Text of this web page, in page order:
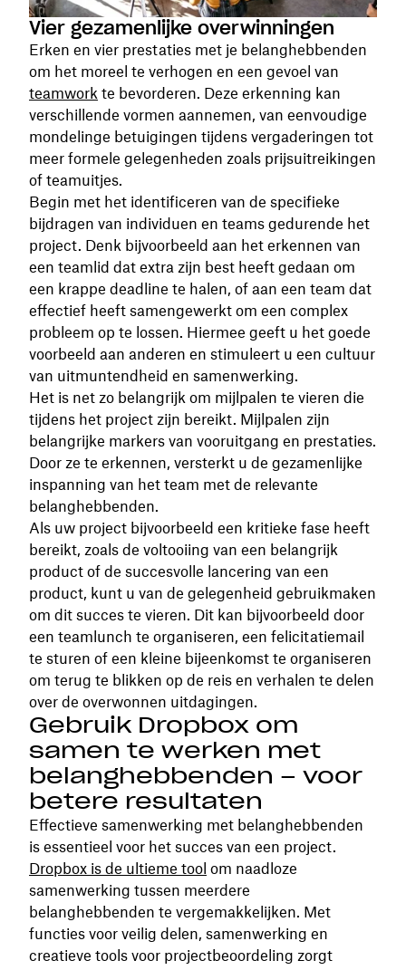
Vier gezamenlijke overwinningen
Erken en vier prestaties met je belanghebbenden
om het moreel te verhogen en een gevoel van
teamwork te bevorderen. Deze erkenning kan
verschillende vormen aannemen, van eenvoudige
mondelinge betuigingen tijdens vergaderingen tot
meer formele gelegenheden zoals prijsuitreikingen
of teamuitjes.
Begin met het identificeren van de specifieke
bijdragen van individuen en teams gedurende het
project. Denk bijvoorbeeld aan het erkennen van
een teamlid dat extra zijn best heeft gedaan om
een krappe deadline te halen, of aan een team dat
effectief heeft samengewerkt om een complex
probleem op te lossen. Hiermee geeft u het goede
voorbeeld aan anderen en stimuleert u een cultuur
van uitmuntendheid en samenwerking.
Het is net zo belangrijk om mijlpalen te vieren die
tijdens het project zijn bereikt. Mijlpalen zijn
belangrijke markers van vooruitgang en prestaties.
Door ze te erkennen, versterkt u de gezamenlijke
inspanning van het team met de relevante
belanghebbenden.
Als uw project bijvoorbeeld een kritieke fase heeft
bereikt, zoals de voltooiing van een belangrijk
product of de succesvolle lancering van een
product, kunt u van de gelegenheid gebruikmaken
om dit succes te vieren. Dit kan bijvoorbeeld door
een teamlunch te organiseren, een felicitatiemail
te sturen of een kleine bijeenkomst te organiseren
om terug te blikken op de reis en verhalen te delen
over de overwonnen uitdagingen.
Gebruik Dropbox om
samen te werken met
belanghebbenden – voor
betere resultaten
Effectieve samenwerking met belanghebbenden
is essentieel voor het succes van een project.
Dropbox is de ultieme tool om naadloze
samenwerking tussen meerdere
belanghebbenden te vergemakkelijken. Met
functies voor veilig delen, samenwerking en
creatieve tools voor projectbeoordeling zorgt